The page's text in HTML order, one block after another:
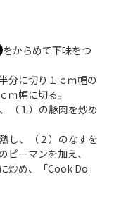
をからめて下味をつ
分に切り１ｃｍ幅の
ｍ幅に切る。
（１）の豚肉を炒め
し、（２）のなすを
ピーマンを加え、
炒め、「Cook Do」